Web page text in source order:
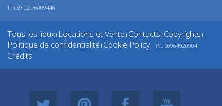
T. +39.02.76009446
Tous les lieux | Locations et Vente | Contacts | Copyrights |
Politique de confidentialité | Cookie Policy P.I. 00964920904
Crédits